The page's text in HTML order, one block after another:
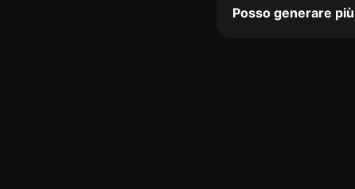
Posso generare